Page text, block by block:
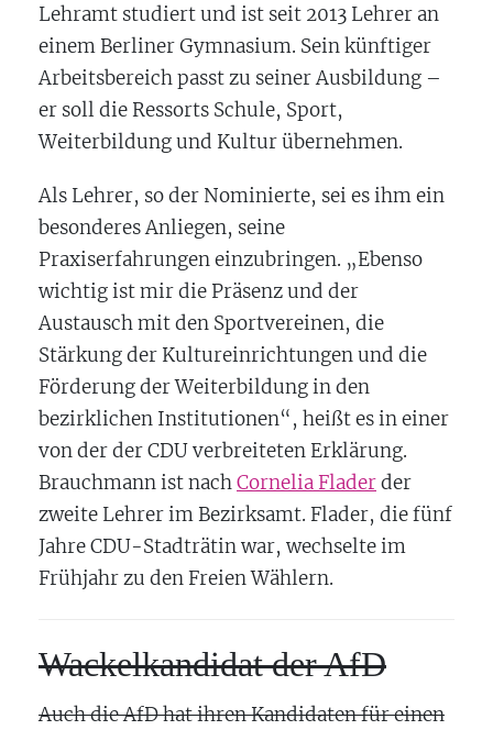
Lehramt studiert und ist seit 2013 Lehrer an
einem Berliner Gymnasium. Sein künftiger
Arbeitsbereich passt zu seiner Ausbildung –
er soll die Ressorts Schule, Sport,
Weiterbildung und Kultur übernehmen.
Als Lehrer, so der Nominierte, sei es ihm ein
besonderes Anliegen, seine
Praxiserfahrungen einzubringen. „Ebenso
wichtig ist mir die Präsenz und der
Austausch mit den Sportvereinen, die
Stärkung der Kultureinrichtungen und die
Förderung der Weiterbildung in den
bezirklichen Institutionen“, heißt es in einer
von der der CDU verbreiteten Erklärung.
Brauchmann ist nachCornelia Fladerder
zweite Lehrer im Bezirksamt. Flader, die fünf
Jahre CDU-Stadträtin war, wechselte im
Frühjahr zu den Freien Wählern.
Wackelkandidat der AfD
Auch die AfD hat ihren Kandidaten für einen